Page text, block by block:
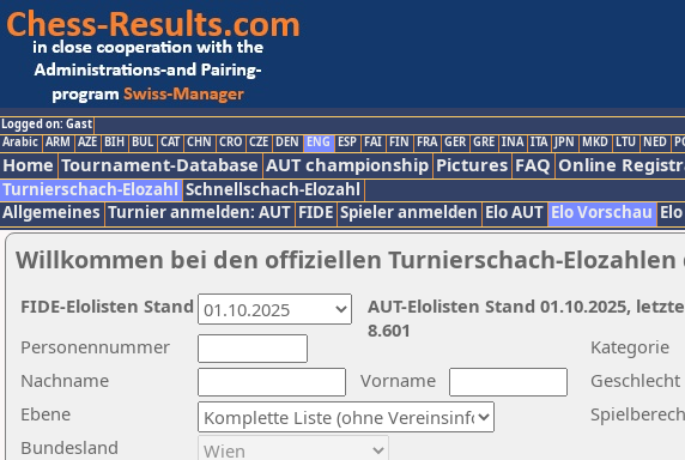
Logged on: Gast
Arabic ARM AZE BIH BUL CAT CHN CRO CZE DEN ENG ESP FAI FIN FRA GER GRE INA ITA JPN MKD LTU NED
Home Tournament-Database AUT championship Pictures FAQ Online
Turnierschach-Elozahl Schnellschach-Elozahl
Allgemeines Turnier anmelden: AUT FIDE Spieler anmelden Elo AUT Elo Vorschau
Willkommen bei den offiziellen Turnierschach-Elozahlen
Nachname
Vorname
Ebene
Kategorie
Personennummer
Bundesland
Geschlecht
AUT-Elolisten Stand 01.10.2025,
8.601
FIDE-Elolisten Stand